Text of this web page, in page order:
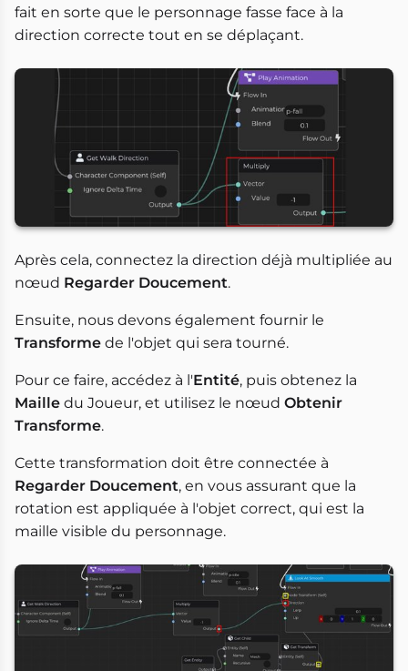
fait en sorte que le personnage fasse face à la
direction correcte tout en se déplaçant.
Après cela, connectez la direction déjà multipliée au
nœud Regarder Doucement.
Ensuite, nous devons également fournir le
Transforme de l'objet qui sera tourné.
Pour ce faire, accédez à l'Entité, puis obtenez la
Maille du Joueur, et utilisez le nœud Obtenir
Transforme.
Cette transformation doit être connectée à
Regarder Doucement, en vous assurant que la
rotation est appliquée à l'objet correct, qui est la
maille visible du personnage.